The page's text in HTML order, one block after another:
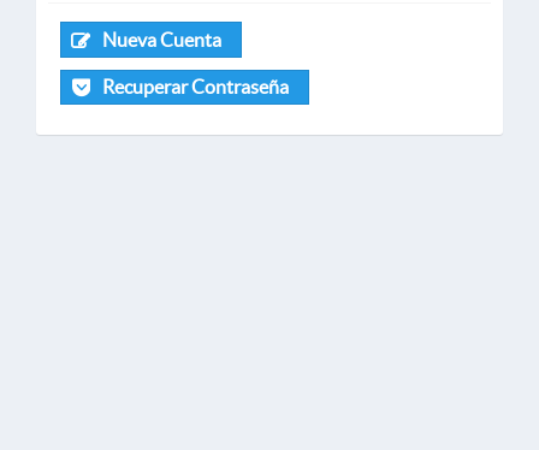
Nueva Cuenta
Recuperar Contraseña